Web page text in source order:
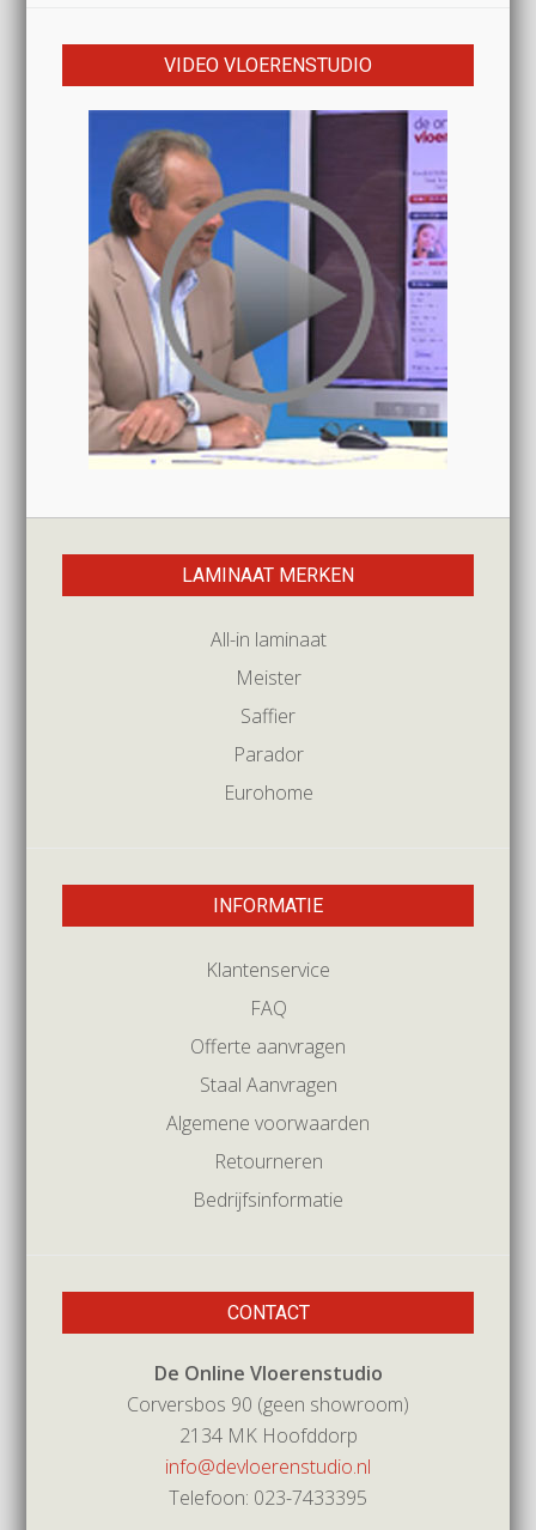
VIDEO VLOERENSTUDIO
LAMINAAT MERKEN
All-in laminaat
Meister
Saffier
Parador
Eurohome
INFORMATIE
Klantenservice
FAQ
Offerte aanvragen
Staal Aanvragen
Algemene voorwaarden
Retourneren
Bedrijfsinformatie
CONTACT
De Online Vloerenstudio
Corversbos 90 (geen showroom)
2134 MK Hoofddorp
info@devloerenstudio.nl
Telefoon: 023-7433395